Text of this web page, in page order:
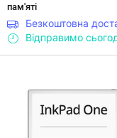
пам'яті
Безкоштовна
Відправимо